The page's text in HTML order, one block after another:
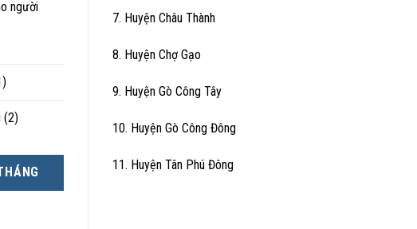
người
(2)
7. Huyện Châu Thành
8. Huyện Chợ Gạo
9. Huyện Gò Công Tây
10. Huyện Gò Công Đông
11. Huyện Tân Phú Đông